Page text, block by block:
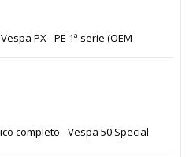
PX - PE 1ª serie (OEM
completo - Vespa 50 Special